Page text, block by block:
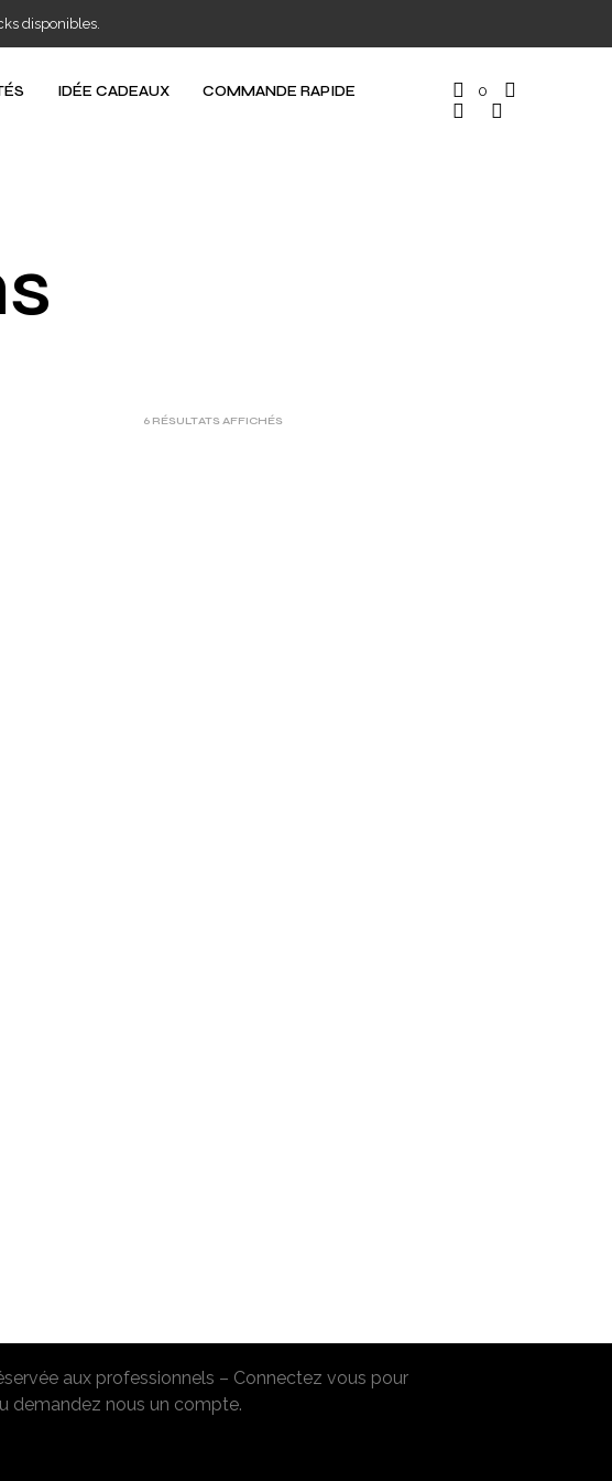
disponibles.
IDÉE CADEAUX
COMMANDE RAPIDE
0
6 RÉSULTATS AFFICHÉS
aux professionnels – Connectez vous pour
demandez nous un compte.